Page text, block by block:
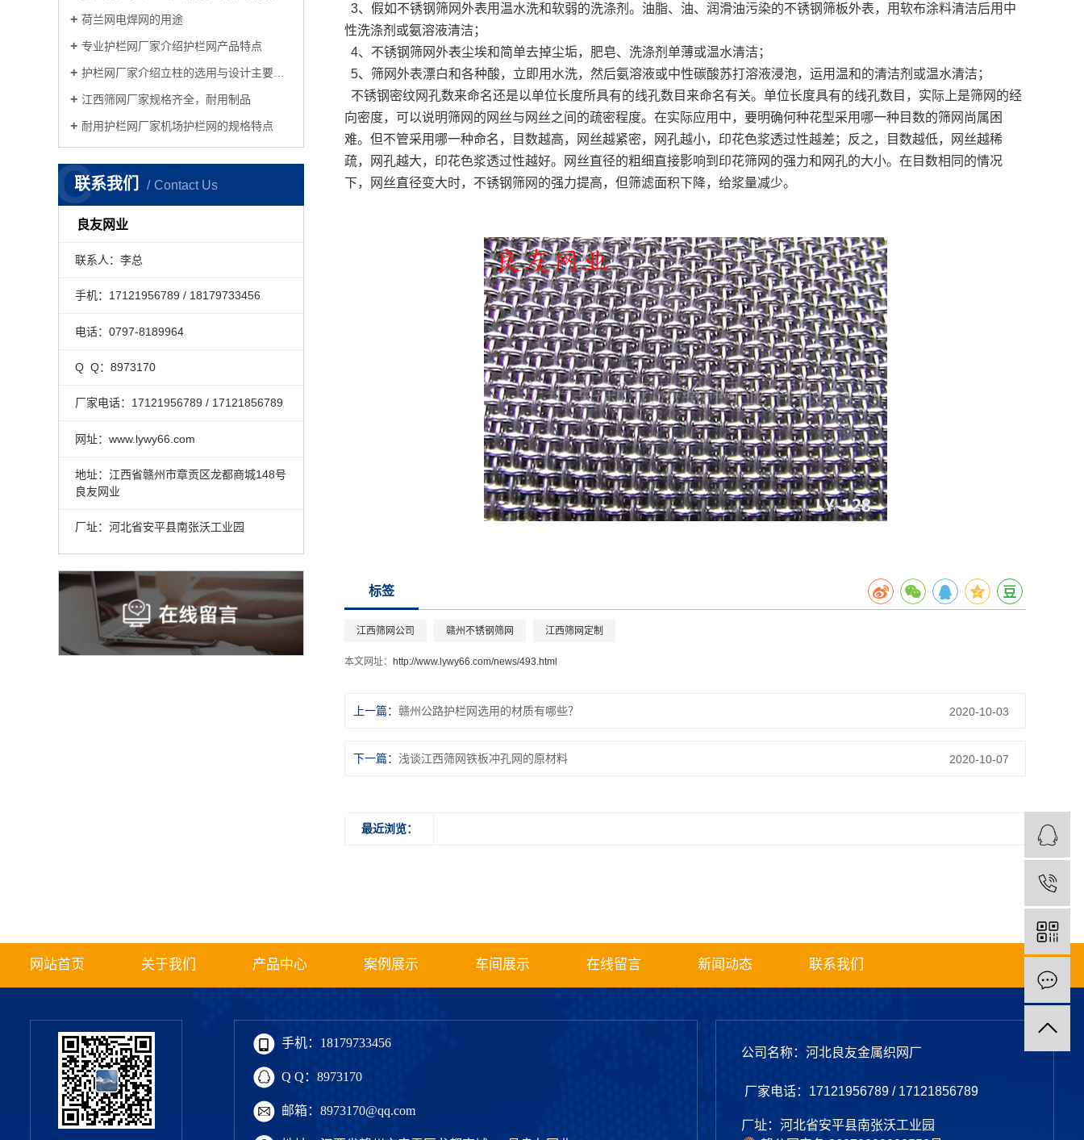
荷兰网电焊网的用途
专业护栏网厂家介绍护栏网产品特点
护栏网厂家介绍立柱的选用与设计主要考虑因素
江西筛网厂家规格齐全，耐用制品
耐用护栏网厂家机场护栏网的规格特点
联系我们 Contact Us
C
良友网业
联系人：李总
手机：17121956789 / 18179733456
电话：0797-8189964
Q Q：8973170
厂家电话：17121956789 / 17121856789
网址：www.lywy66.com
地址：江西省赣州市章贡区龙都商城148号
良友网业
厂址：河北省安平县南张沃工业园
3、假如不锈钢筛网外表用温水洗和软弱的洗涤剂。油脂、油、润滑油污染的不锈钢筛板外表，用软布涂料清洁后用中
性洗涤剂或氨溶液清洁；
4、不锈钢筛网外表尘埃和简单去掉尘垢，肥皂、洗涤剂单薄或温水清洁；
5、筛网外表漂白和各种酸，立即用水洗，然后氨溶液或中性碳酸苏打溶液浸泡，运用温和的清洁剂或温水清洁；
不锈钢密纹网孔数来命名还是以单位长度所具有的线孔数目来命名有关。单位长度具有的线孔数目，实际上是筛网的经
向密度，可以说明筛网的网丝与网丝之间的疏密程度。在实际应用中，要明确何种花型采用哪一种目数的筛网尚属困
难。但不管采用哪一种命名，目数越高，网丝越紧密，网孔越小，印花色浆透过性越差；反之，目数越低，网丝越稀
疏，网孔越大，印花色浆透过性越好。网丝直径的粗细直接影响到印花筛网的强力和网孔的大小。在目数相同的情况
下，网丝直径变大时，不锈钢筛网的强力提高，但筛滤面积下降，给浆量减少。
标签
江西筛网公司 赣州不锈钢筛网 江西筛网定制
本文网址： http://www.lywy66.com/news/493.html
上一篇： 赣州公路护栏网选用的材质有哪些？ 2020-10-03
下一篇： 浅谈江西筛网铁板冲孔网的原材料 2020-10-07
最近浏览：
网站首页 关于我们 产品中心 案例展示 车间展示 在线留言 新闻动态 联系我们
手机：18179733456
Q Q：8973170
邮箱：8973170@qq.com
公司名称：河北良友金属织网厂
厂家电话：17121956789 / 17121856789
厂址：河北省安平县南张沃工业园